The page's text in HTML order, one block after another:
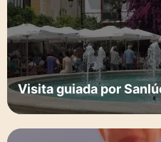
Visita guiada por